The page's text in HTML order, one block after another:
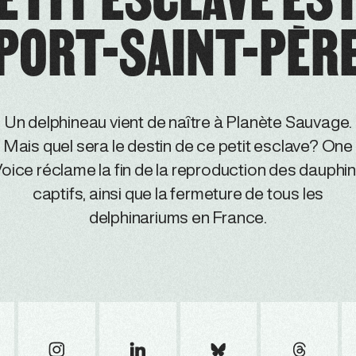
SAINT-
Un delphineau vient de naître à Planète Sauvage.
Mais quel sera le destin de ce petit esclave? One
réclame la fin de la reproduction des
captifs, ainsi que la fermeture de tous les
delphinariums en France.